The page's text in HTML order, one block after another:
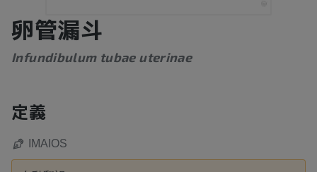
卵管漏斗
Infundibulum tubae uterinae
定義
IMAIOS